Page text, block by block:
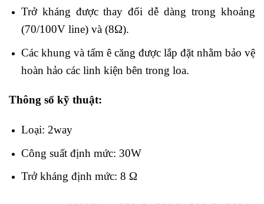
Trở kháng được thay đổi dễ dàng trong khoảng
(70/100V line) và (8Ω).
Các khung và tấm ê căng được lắp đặt nhằm bảo vệ
hoàn hảo các linh kiện bên trong loa.
Thông số kỹ thuật:
Loại: 2way
Công suất định mức: 30W
Trở kháng định mức: 8 Ω